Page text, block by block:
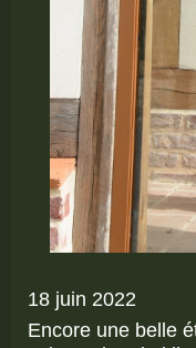
18 juin 2022
Encore une belle